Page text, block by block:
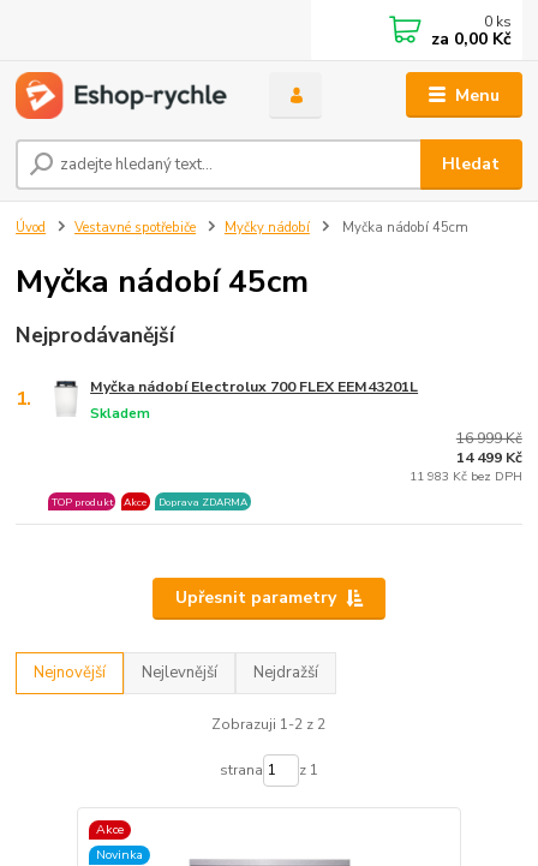
Menu
Hledat
0 ks
za 0,00 Kč
Úvod Vestavné spotřebiče Myčky nádobí Myčka nádobí 45cm
Myčka nádobí 45cm
Nejprodávanější
1. Myčka nádobí Electrolux 700 FLEX EEM43201L
Skladem
TOP produkt Akce Doprava ZDARMA
16 999 Kč
14 499 Kč
11 983 Kč bez DPH
Upřesnit parametry
Nejnovější Nejlevnější Nejdražší
Zobrazuji 1-2 z 2
strana z 1
Akce
Novinka